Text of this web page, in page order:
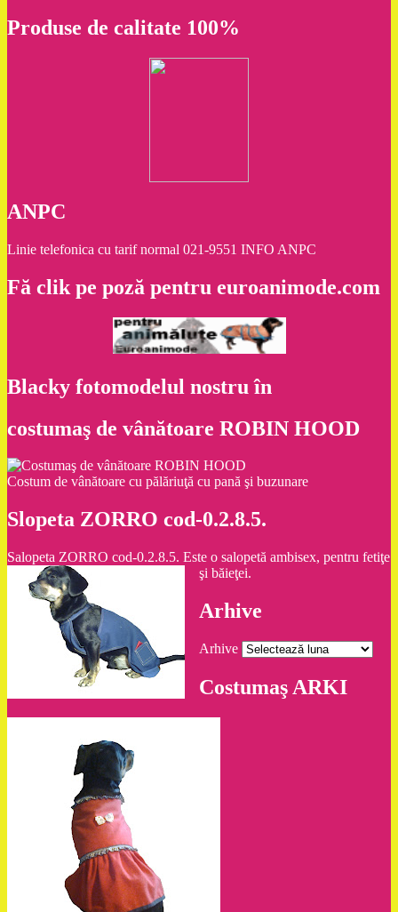
Produse de calitate 100%
ANPC
Linie telefonica cu tarif normal 021-9551 INFO ANPC
Fă clik pe poză pentru euroanimode.com
Blacky fotomodelul nostru în
costumaş de vânătoare ROBIN HOOD
Costum de vânătoare cu pălăriuţă cu pană şi buzunare
Slopeta ZORRO cod-0.2.8.5.
Salopeta ZORRO cod-0.2.8.5. Este o salopetă ambisex, pentru fetiţe
şi băieţei.
Arhive
Arhive
Costumaş ARKI